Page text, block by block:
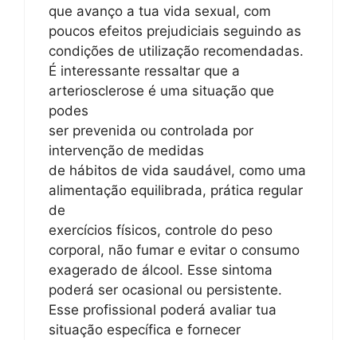
que avanço a tua vida sexual, com
poucos efeitos prejudiciais seguindo as
condições de utilização recomendadas.
É interessante ressaltar que a
arteriosclerose é uma situação que
podes
ser prevenida ou controlada por
intervenção de medidas
de hábitos de vida saudável, como uma
alimentação equilibrada, prática regular
de
exercícios físicos, controle do peso
corporal, não fumar e evitar o consumo
exagerado de álcool. Esse sintoma
poderá ser ocasional ou persistente.
Esse profissional poderá avaliar tua
situação específica e fornecer